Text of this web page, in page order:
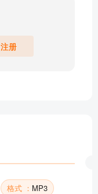
注册
格式 ： MP3